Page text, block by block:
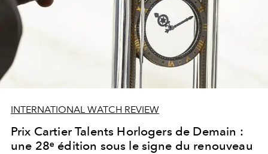
INTERNATIONAL WATCH REVIEW
Prix Cartier Talents Horlogers de Demain :
une 28ᵉ édition sous le signe du renouveau